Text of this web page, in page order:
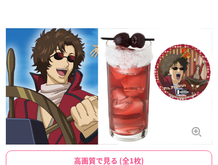
高画質で見る (全1枚)